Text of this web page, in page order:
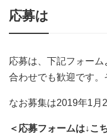
応募は
応募は、下記フォー
合わせでも歓迎です。
なお募集は2019年1月
＜応募フォームは↓こ